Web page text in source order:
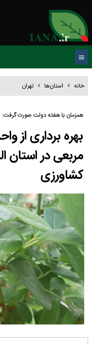
خانه استان‌ها تهران
همزمان با هفته دولت صورت گرفت:
مربعی در استان
کشاورزی